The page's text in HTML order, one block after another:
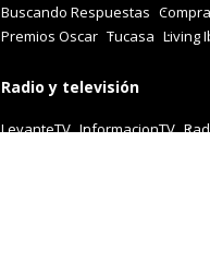
Buscando Respuestas
Premios Oscar Tucasa Living
Radio y televisión
LevanteTV InformacionTV